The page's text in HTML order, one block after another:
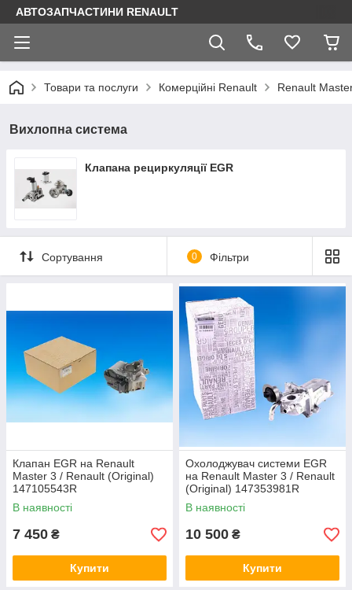
АВТОЗАПЧАСТИНИ RENAULT
Товари та послуги Комерційні Renault Renault
Вихлопна система
Клапана рециркуляції EGR
Сортування 0 Фільтри
Клапан EGR на Renault
Master 3 / Renault (Original)
147105543R
В наявності
7 450 ₴
Купити
Охолоджувач системи EGR
на Renault Master 3 / Renault
(Original) 147353981R
В наявності
10 500 ₴
Купити